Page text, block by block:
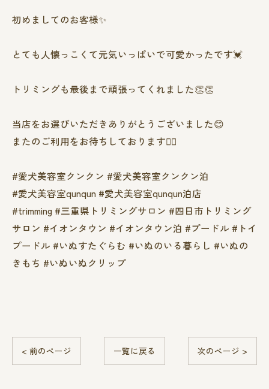
初めましてのお客様✨
とても人懐っこくて元気いっぱいで可愛かったです💓
トリミングも最後まで頑張ってくれました👏👏
当店をお選びいただきありがとうございました😊
またのご利用をお待ちしております❤️‍🔥
#愛犬美容室クンクン #愛犬美容室クンクン泊
#愛犬美容室qunqun #愛犬美容室qunqun泊店
#trimming #三重県トリミングサロン #四日市トリミング
サロン #イオンタウン #イオンタウン泊 #プードル #トイ
プードル #いぬすたぐらむ #いぬのいる暮らし #いぬの
きもち #いぬいぬクリップ
< 前のページ 一覧に戻る 次のページ >